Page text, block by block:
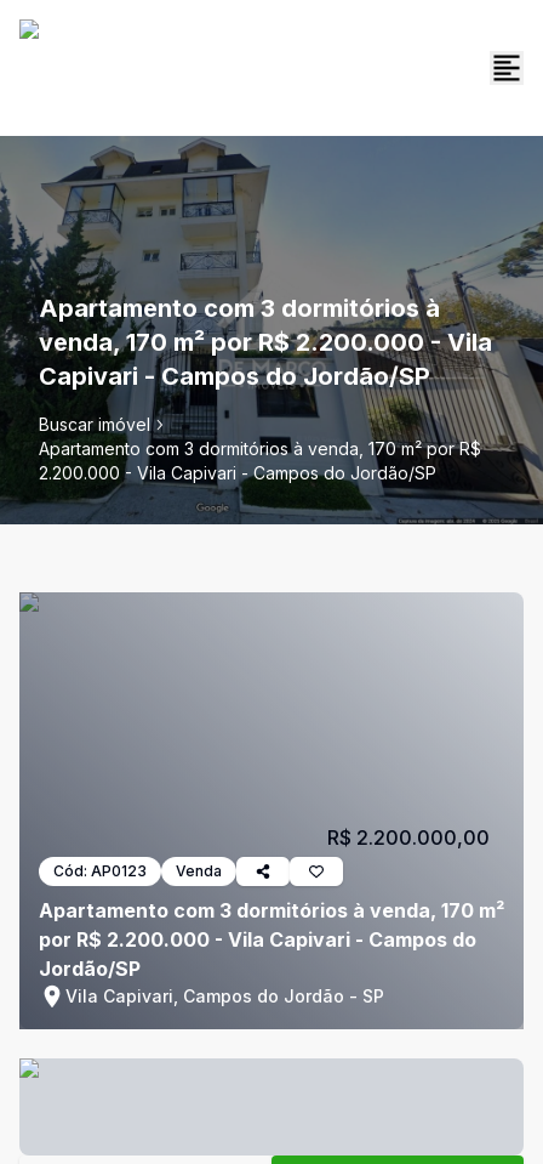
Apartamento com 3 dormitórios à
venda, 170 m² por R$ 2.200.000 - Vila
Capivari - Campos do Jordão/SP
Buscar imóvel
Apartamento com 3 dormitórios à venda, 170 m² por R$
2.200.000 - Vila Capivari - Campos do Jordão/SP
Cód: AP0123 Venda
Apartamento com 3 dormitórios à venda, 170 m²
por R$ 2.200.000 - Vila Capivari - Campos do
Jordão/SP
Vila Capivari, Campos do Jordão - SP
R$ 2.200.000,00